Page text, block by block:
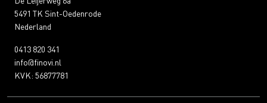
5491 TK Sint-Oedenrode
Nederland
0413 820 341
info@finovi.nl
KVK: 56877781